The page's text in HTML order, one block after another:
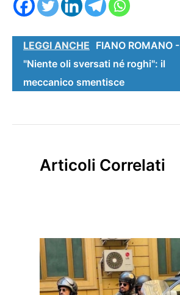
LEGGI ANCHE FIANO ROMANO -
"Niente oli sversati né roghi": il
meccanico smentisce
Articoli Correlati